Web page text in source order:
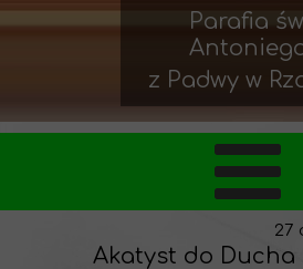
27
Akatyst do Ducha
Parafia
z Padwy w